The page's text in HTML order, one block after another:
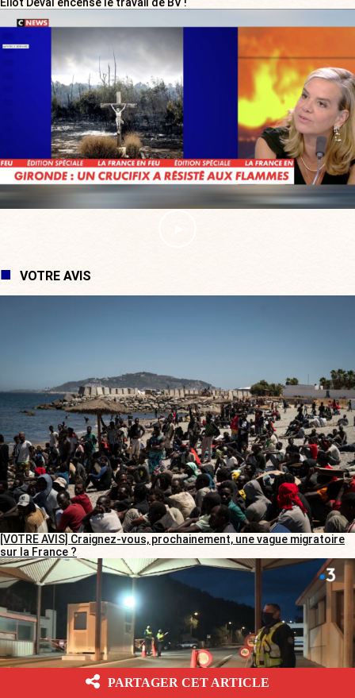
Eliot Deval encense le travail de BV !
VOTRE AVIS
[VOTRE AVIS] Craignez-vous, prochainement, une vague migratoire
sur la France ?
PARTAGER CET ARTICLE